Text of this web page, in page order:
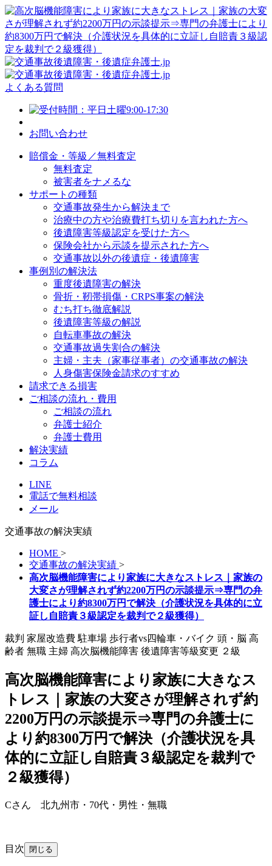
よくある質問
お問い合わせ
賠償金・等級／無料査定
無料査定
被害者をナメるな
サポートの種類
交通事故発生から解決まで
治療中の方や治療費打ち切りを言われた方へ
後遺障害等級認定を受けた方へ
保険会社から示談を提示された方へ
交通事故以外の後遺症・後遺障害
事例別の解決法
重度後遺障害の解決
骨折・靭帯損傷・CRPS事案の解決
むち打ち徹底解説
後遺障害等級の解説
自転車事故の解決
交通事故過失割合の解決
主婦・主夫（家事従事者）の交通事故の解決
人身傷害保険金請求のすすめ
請求できる損害
ご相談の流れ・費用
ご相談の流れ
弁護士紹介
弁護士費用
解決実績
コラム
LINE
電話で無料相談
メール
交通事故の解決実績
HOME >
交通事故の解決実績 >
高次脳機能障害により家族に大きなストレス｜家族の
大変さが理解されず約2200万円の示談提示⇒専門の弁
護士により約8300万円で解決（介護状況を具体的に立
証し自賠責３級認定を裁判で２級獲得）
裁判 家屋改造費 駐車場 歩行者vs四輪車・バイク 頭・脳 高
齢者 無職 主婦 高次脳機能障害 後遺障害等級変更 ２級
高次脳機能障害により家族に大きなス
トレス｜家族の大変さが理解されず約
2200万円の示談提示⇒専門の弁護士に
より約8300万円で解決（介護状況を具
体的に立証し自賠責３級認定を裁判で
２級獲得）
Cさん 北九州市・70代・男性・無職
目次 閉じる